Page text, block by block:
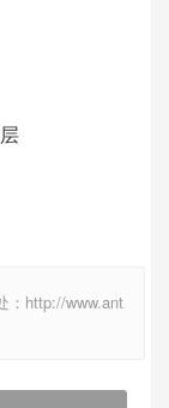
：http://www.ant